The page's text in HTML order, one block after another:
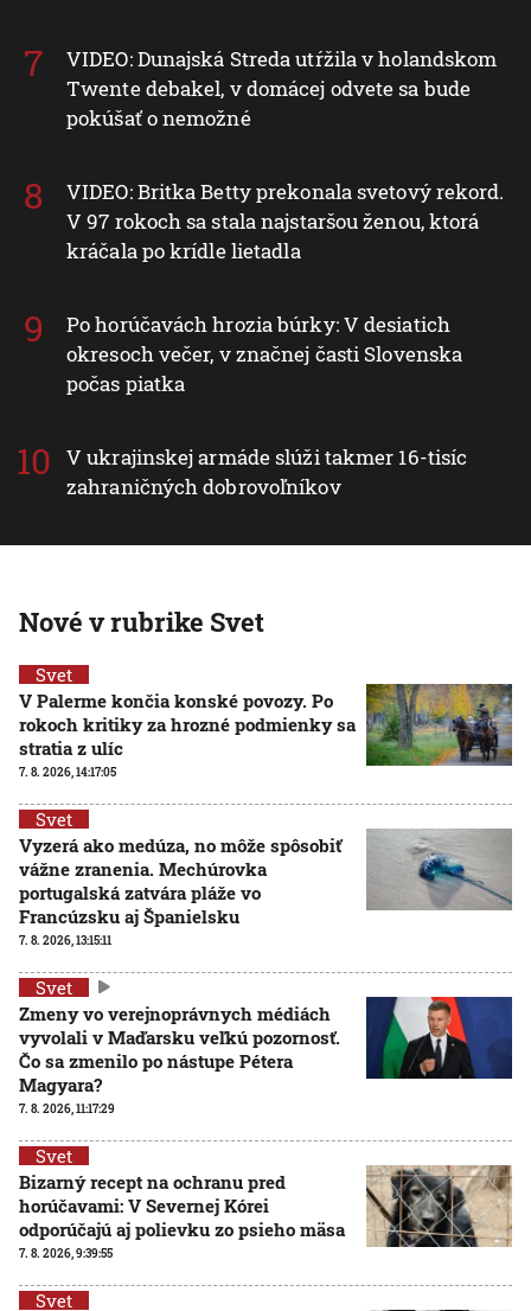
VIDEO: Dunajská Streda utŕžila v holandskom
Twente debakel, v domácej odvete sa bude
pokúšať o nemožné
VIDEO: Britka Betty prekonala svetový rekord.
V 97 rokoch sa stala najstaršou ženou, ktorá
kráčala po krídle lietadla
Po horúčavách hrozia búrky: V desiatich
okresoch večer, v značnej časti Slovenska
počas piatka
V ukrajinskej armáde slúži takmer 16-tisíc
zahraničných dobrovoľníkov
Nové v rubrike Svet
Svet
V Palerme končia konské povozy. Po
rokoch kritiky za hrozné podmienky sa
stratia z ulíc
7. 8. 2026, 14:17:05
Svet
Vyzerá ako medúza, no môže spôsobiť
vážne zranenia. Mechúrovka
portugalská zatvára pláže vo
Francúzsku aj Španielsku
7. 8. 2026, 13:15:11
Svet
Zmeny vo verejnoprávnych médiách
vyvolali v Maďarsku veľkú pozornosť.
Čo sa zmenilo po nástupe Pétera
Magyara?
7. 8. 2026, 11:17:29
Svet
Bizarný recept na ochranu pred
horúčavami: V Severnej Kórei
odporúčajú aj polievku zo psieho mäsa
7. 8. 2026, 9:39:55
Svet